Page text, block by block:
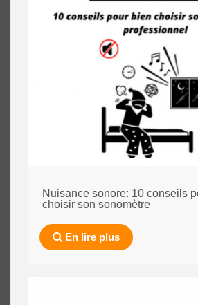
Nuisance sonore: 10 conseils
choisir son sonomètre
En lire plus